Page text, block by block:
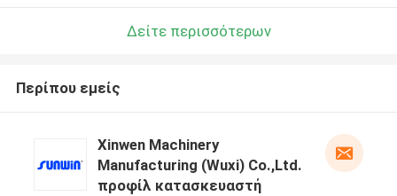
Δείτε περισσότερων
Περίπου εμείς
Xinwen Machinery
Manufacturing (Wuxi) Co.,Ltd.
προφίλ κατασκευαστή